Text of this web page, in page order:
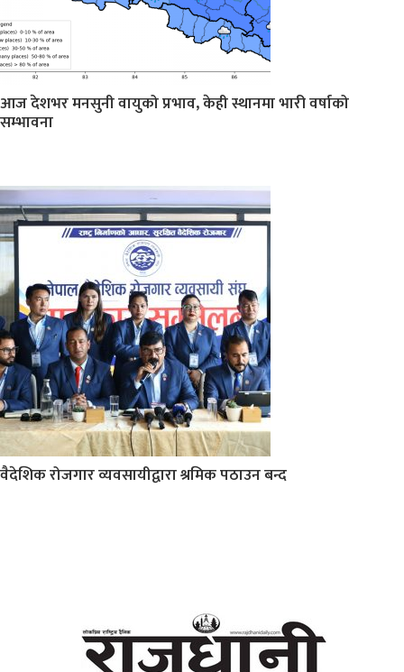
आज देशभर मनसुनी वायुको प्रभाव, केही स्थानमा भारी वर्षाको
सम्भावना
वैदेशिक रोजगार व्यवसायीद्वारा श्रमिक पठाउन बन्द